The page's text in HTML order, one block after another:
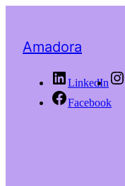
Amadora
LinkedIn
Facebook